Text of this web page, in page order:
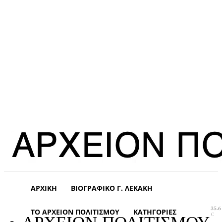
ΑΡΧΙΚΉ ΒΙΟΓΡΑΦΙΚΌ Γ. ΛΕΚΆΚΗ
ΤΟ ΑΡΧΕΊΟΝ ΠΟΛΙΤΙΣΜΟΎ ΚΑΤΗΓΟΡΊΕΣ
35.6
C